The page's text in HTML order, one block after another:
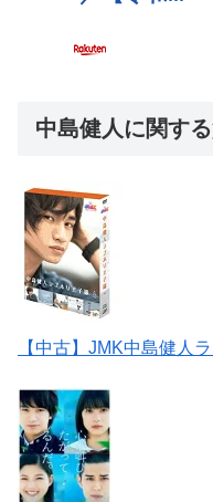
中島健人に関す
【中古】JMK中島健人